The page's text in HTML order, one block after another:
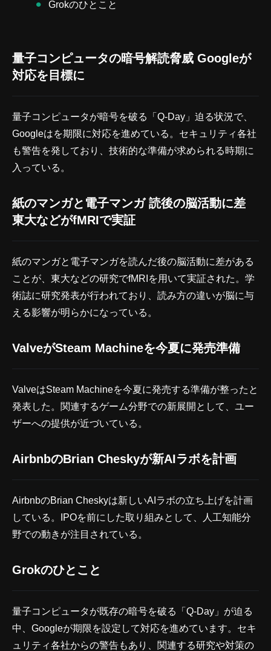
Grokのひとこと
量子コンピュータの暗号解読脅威 Googleが
対応を目標に
量子コンピュータが暗号を破る「Q-Day」迫る状況で、
Googleはを期限に対応を進めている。セキュリティ各社
も警告を発しており、技術的な準備が求められる時期に
入っている。
紙のマンガと電子マンガ 読後の脳活動に差
東大などがfMRIで実証
紙のマンガと電子マンガを読んだ後の脳活動に差がある
ことが、東大などの研究でfMRIを用いて実証された。学
術誌に研究発表が行われており、読み方の違いが脳に与
える影響が明らかになっている。
ValveがSteam Machineを今夏に発売準備
ValveはSteam Machineを今夏に発売する準備が整ったと
発表した。関連するゲーム分野での新展開として、ユー
ザーへの提供が近づいている。
AirbnbのBrian Cheskyが新AIラボを計画
AirbnbのBrian Cheskyは新しいAIラボの立ち上げを計画
している。IPOを前にした取り組みとして、人工知能分
野での動きが注目されている。
Grokのひとこと
量子コンピュータが既存の暗号を破る「Q-Day」が迫る
中、Googleが期限を設定して対応を進めています。セキ
ュリティ各社からの警告もあり、関連する研究や対策の